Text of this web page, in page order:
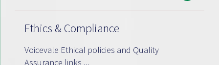
Ethics & Compliance
Voicevale Ethical policies and Quality
Assurance links ...